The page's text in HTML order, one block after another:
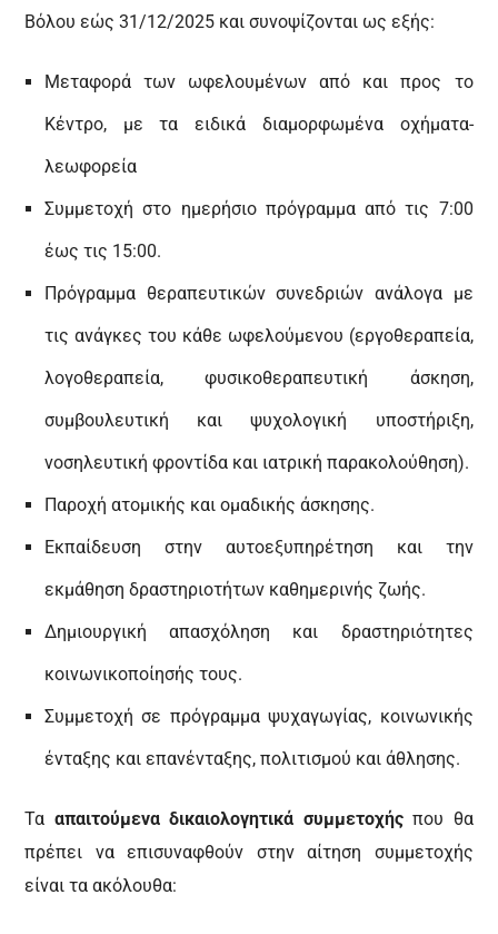
Βόλου εώς 31/12/2025 και συνοψίζονται ως εξής:
Μεταφορά των ωφελουμένων από και προς το
Κέντρο, με τα ειδικά διαμορφωμένα οχήματα-
λεωφορεία
Συμμετοχή στο ημερήσιο πρόγραμμα από τις 7:00
έως τις 15:00.
Πρόγραμμα θεραπευτικών συνεδριών ανάλογα με
τις ανάγκες του κάθε ωφελούμενου (εργοθεραπεία,
λογοθεραπεία, φυσικοθεραπευτική άσκηση,
συμβουλευτική και ψυχολογική υποστήριξη,
νοσηλευτική φροντίδα και ιατρική παρακολούθηση).
Παροχή ατομικής και ομαδικής άσκησης.
Εκπαίδευση στην αυτοεξυπηρέτηση και την
εκμάθηση δραστηριοτήτων καθημερινής ζωής.
Δημιουργική απασχόληση και δραστηριότητες
κοινωνικοποίησής τους.
Συμμετοχή σε πρόγραμμα ψυχαγωγίας, κοινωνικής
ένταξης και επανένταξης, πολιτισμού και άθλησης.
Τα απαιτούμενα δικαιολογητικά συμμετοχήςπου θα
πρέπει να επισυναφθούν στην αίτηση συμμετοχής
είναι τα ακόλουθα: